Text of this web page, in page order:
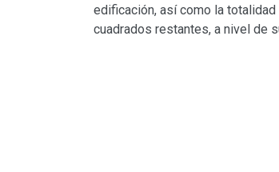
edificación, así como la
cuadrados restantes, a nivel de